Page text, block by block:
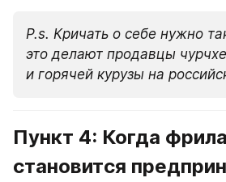
P.s. Кричать о себе нужно
это делают продавцы
и горячей курузы на
Пункт 4: Когда
становится